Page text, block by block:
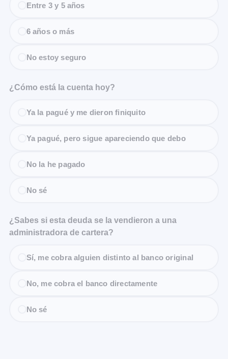
Entre 3 y 5 años
6 años o más
No estoy seguro
¿Cómo está la cuenta hoy?
Ya la pagué y me dieron finiquito
Ya pagué, pero sigue apareciendo que debo
No la he pagado
No sé
¿Sabes si esta deuda se la vendieron a una
administradora de cartera?
Sí, me cobra alguien distinto al banco original
No, me cobra el banco directamente
No sé